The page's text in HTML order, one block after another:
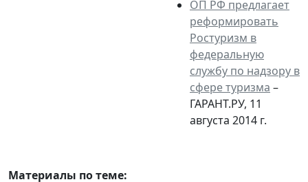
ОП РФ предлагает
реформировать
Ростуризм в
федеральную
службу по надзору в
сфере туризма –
ГАРАНТ.РУ, 11
августа 2014 г.
Материалы по теме: